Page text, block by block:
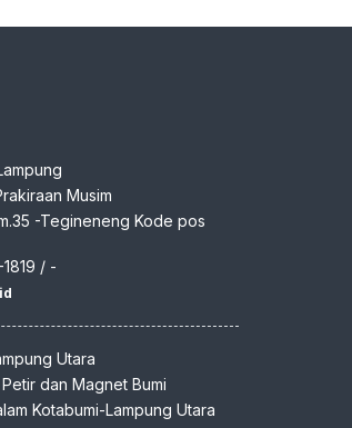
Musim
-Tegineneng Kode pos
/ -
Utara
dan Magnet Bumi
Kotabumi-Lampung Utara